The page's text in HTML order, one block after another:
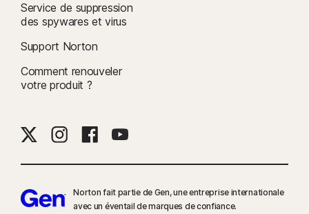
Service de suppression
des spywares et virus
Support Norton
Comment renouveler
votre produit ?
Norton fait partie de Gen, une entreprise internationale
avec un éventail de marques de confiance.​